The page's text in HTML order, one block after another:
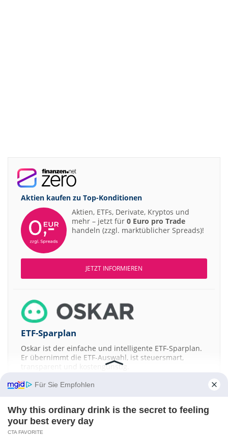
Aktien kaufen zu Top-Konditionen
Aktien, ETFs, Derivate, Kryptos und
mehr – jetzt für 0 Euro pro Trade
handeln (zzgl. marktüblicher Spreads)!
JETZT INFORMIEREN
ETF-Sparplan
Oskar ist der einfache und intelligente ETF-Sparplan.
Er übernimmt die ETF-Auswahl, ist steuersmart,
transparent und kostengünstig.
JETZT MEHR ERFAHREN
Für Sie Empfohlen
Why this ordinary drink is the secret to feeling
your best every day
CTA FAVORITE